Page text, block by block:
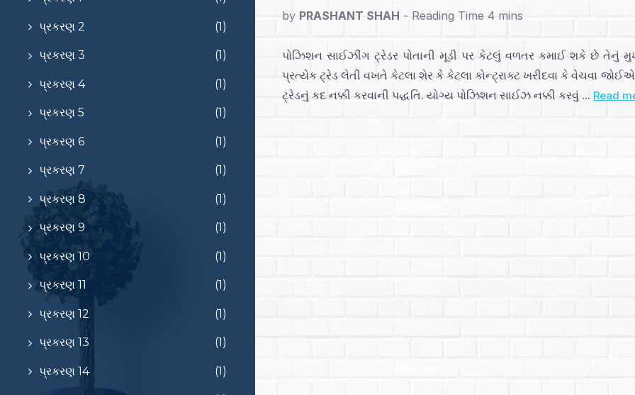
પ્રકરણ 2 (1)
પ્રકરણ 3 (1)
પ્રકરણ 4 (1)
પ્રકરણ 5 (1)
પ્રકરણ 6 (1)
પ્રકરણ 7 (1)
પ્રકરણ 8 (1)
પ્રકરણ 9 (1)
પ્રકરણ 10 (1)
પ્રકરણ 11 (1)
પ્રકરણ 12 (1)
પ્રકરણ 13 (1)
પ્રકરણ 14 (1)
by PRASHANT SHAH -
પોઝિશન સાઈઝીંગ ટ્રેડર પોતાની મૂડી પર કેટલું વળતર કમાઈ શકે છે
પ્રત્યેક ટ્રેડ લેતી વખતે કેટલા શેર કે કેટલા કોન્ટ્રાક્ટ ખરીદવા કે વેચવા જોઈએ
ટ્રેડનું કદ નક્કી કરવાની પદ્ધતિ. યોગ્ય પોઝિશન સાઈઝ નક્કી કરવું ... Read